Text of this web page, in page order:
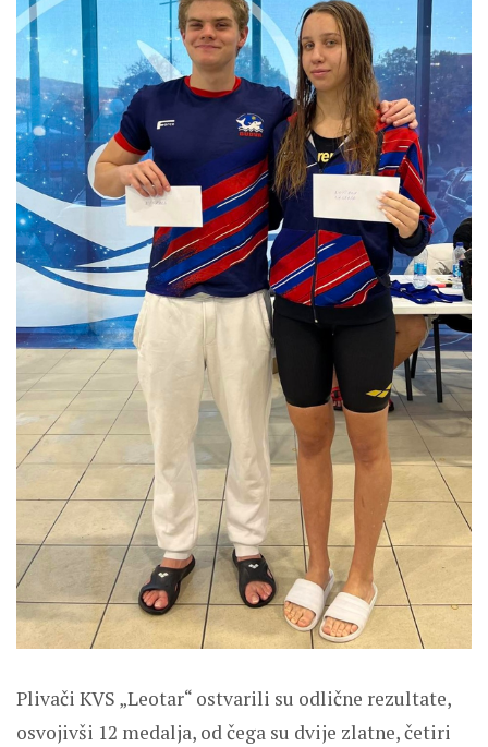
Plivači KVS „Leotar“ ostvarili su odlične rezultate,
osvojivši 12 medalja, od čega su dvije zlatne, četiri